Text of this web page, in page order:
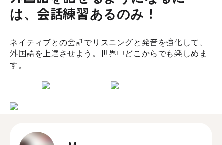
は、会話練習あるのみ！
ネイティブとの会話でリスニングと発音を強化して、
外国語を上達させよう。世界中どこからでも楽しめま
す。